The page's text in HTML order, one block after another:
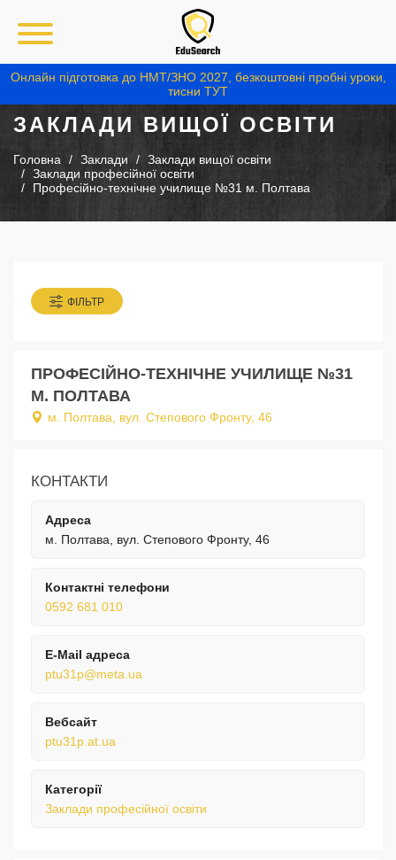
Онлайн підготовка до НМТ/ЗНО 2027, безкоштовні пробні уроки,
тисни ТУТ
ЗАКЛАДИ ВИЩОЇ ОСВІТИ
Головна Заклади
Заклади вищої освіти
Заклади професійної освіти
Професійно-технічне училище №31 м. Полтава
ФІЛЬТР
ПРОФЕСІЙНО-ТЕХНІЧНЕ УЧИЛИЩЕ №31
М. ПОЛТАВА
м. Полтава, вул. Степового Фронту, 46
КОНТАКТИ
Адреса
м. Полтава, вул. Степового Фронту, 46
Контактні телефони
0592 681 010
E-Mail адреса
ptu31p@meta.ua
Вебсайт
ptu31p.at.ua
Категорії
Заклади професійної освіти